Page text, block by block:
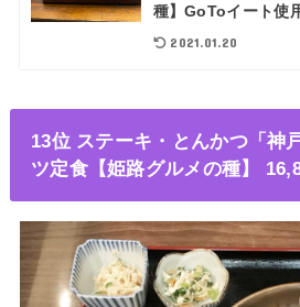
種】GoToイート使
2021.01.20
13位 ステーキ・とんかつ「神
ツ定食【姫路グルメの種】